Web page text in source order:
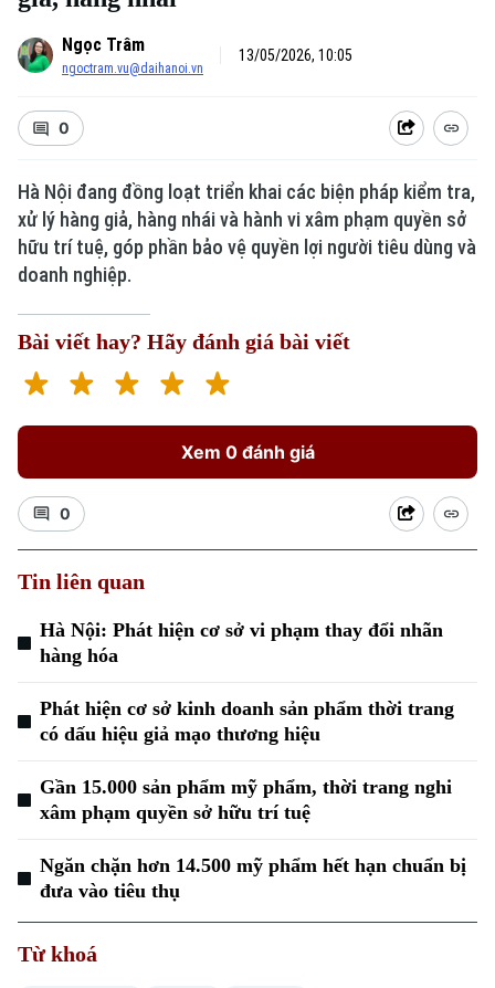
Ngọc Trâm
ngoctram.vu@daihanoi.vn
13/05/2026, 10:05
0
Hà Nội đang đồng loạt triển khai các biện pháp kiểm tra,
xử lý hàng giả, hàng nhái và hành vi xâm phạm quyền sở
hữu trí tuệ, góp phần bảo vệ quyền lợi người tiêu dùng và
doanh nghiệp.
Bài viết hay? Hãy đánh giá bài viết
Xem 0 đánh giá
0
Tin liên quan
Hà Nội: Phát hiện cơ sở vi phạm thay đổi nhãn
hàng hóa
Phát hiện cơ sở kinh doanh sản phẩm thời trang
có dấu hiệu giả mạo thương hiệu
Gần 15.000 sản phẩm mỹ phẩm, thời trang nghi
xâm phạm quyền sở hữu trí tuệ
Ngăn chặn hơn 14.500 mỹ phẩm hết hạn chuẩn bị
đưa vào tiêu thụ
Từ khoá